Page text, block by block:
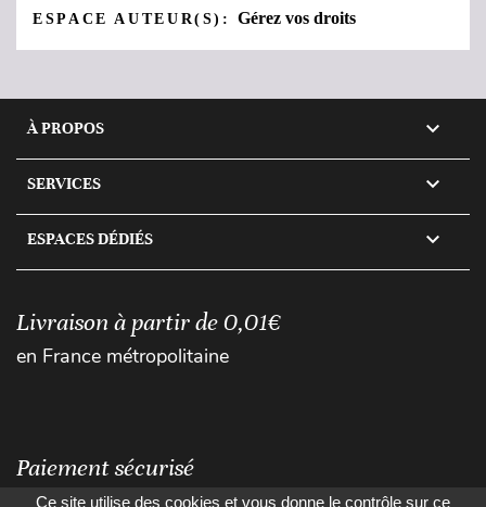
ESPACE AUTEUR(S):Gérez vos droits
À PROPOS 
SERVICES 
ESPACES DÉDIÉS 
Livraison à partir de 0,01€
en France métropolitaine
Paiement sécurisé
Ce site utilise des cookies et vous donne le contrôle sur ce